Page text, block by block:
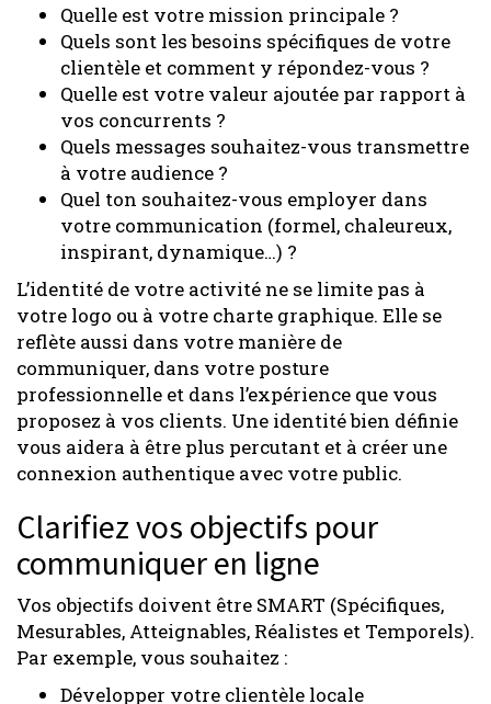
Quelle est votre mission principale ?
Quels sont les besoins spécifiques de votre
clientèle et comment y répondez-vous ?
Quelle est votre valeur ajoutée par rapport à
vos concurrents ?
Quels messages souhaitez-vous transmettre
à votre audience ?
Quel ton souhaitez-vous employer dans
votre communication (formel, chaleureux,
inspirant, dynamique…) ?
L’identité de votre activité ne se limite pas à
votre logo ou à votre charte graphique. Elle se
reflète aussi dans votre manière de
communiquer, dans votre posture
professionnelle et dans l’expérience que vous
proposez à vos clients. Une identité bien définie
vous aidera à être plus percutant et à créer une
connexion authentique avec votre public.
Clarifiez vos objectifs pour
communiquer en ligne
Vos objectifs doivent être SMART (Spécifiques,
Mesurables, Atteignables, Réalistes et Temporels).
Par exemple, vous souhaitez :
Développer votre clientèle locale